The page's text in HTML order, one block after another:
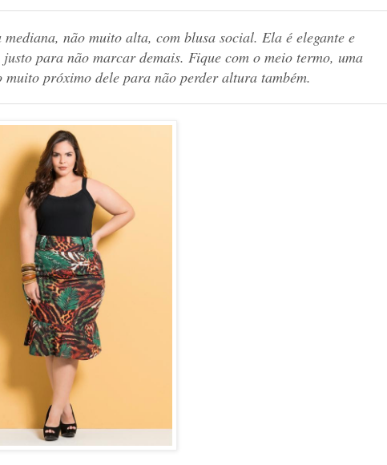
não muito alta, com blusa social. Ela é elegante e
para não marcar demais. Fique com o meio termo, uma
muito próximo dele para não perder altura também.